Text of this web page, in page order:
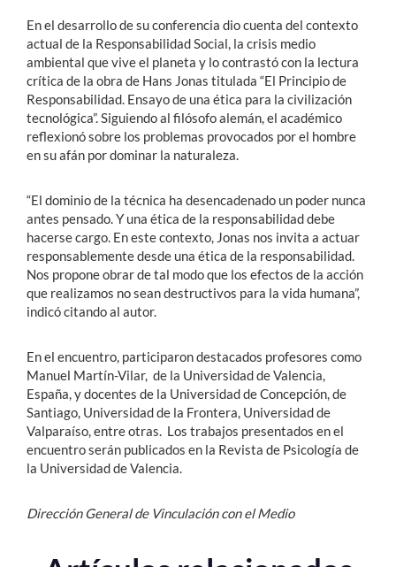
En el desarrollo de su conferencia dio cuenta del contexto
actual de la Responsabilidad Social, la crisis medio
ambiental que vive el planeta y lo contrastó con la lectura
crítica de la obra de Hans Jonas titulada “El Principio de
Responsabilidad. Ensayo de una ética para la civilización
tecnológica”. Siguiendo al filósofo alemán, el académico
reflexionó sobre los problemas provocados por el hombre
en su afán por dominar la naturaleza.
“El dominio de la técnica ha desencadenado un poder nunca
antes pensado. Y una ética de la responsabilidad debe
hacerse cargo. En este contexto, Jonas nos invita a actuar
responsablemente desde una ética de la responsabilidad.
Nos propone obrar de tal modo que los efectos de la acción
que realizamos no sean destructivos para la vida humana”,
indicó citando al autor.
En el encuentro, participaron destacados profesores como
Manuel Martín-Vilar, de la Universidad de Valencia,
España, y docentes de la Universidad de Concepción, de
Santiago, Universidad de la Frontera, Universidad de
Valparaíso, entre otras. Los trabajos presentados en el
encuentro serán publicados en la Revista de Psicología de
la Universidad de Valencia.
Dirección General de Vinculación con el Medio